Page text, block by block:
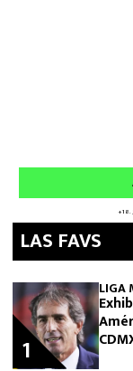
LAS FAVS
LIGA
1